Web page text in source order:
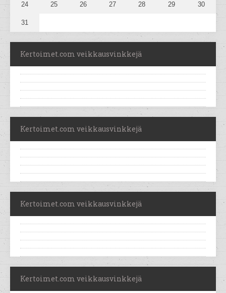
24 25 26 27 28 29 30
31
Kertoimet.com veikkausvinkkejä
Kertoimet.com veikkausvinkkejä
Kertoimet.com veikkausvinkkejä
Kertoimet.com veikkausvinkkejä